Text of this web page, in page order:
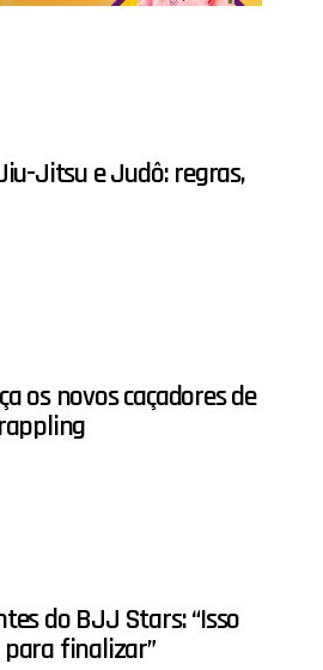
Jitsu e Judô: regras,
os novos caçadores de
do BJJ Stars: “Isso
finalizar”